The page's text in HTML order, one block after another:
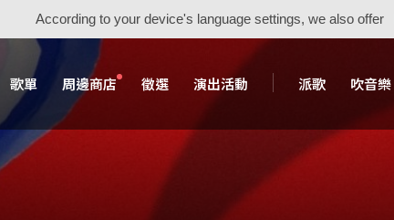
According to your device's language settings, we also offer
歌單 周邊商店 徵選 演出活動 派歌 吹音樂